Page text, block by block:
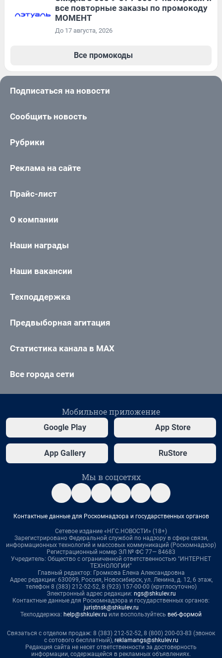
все повторные заказы по промокоду
МОМЕНТ
До 17 августа, 2026
Все промокоды
Подписаться на новости
Сообщить новость
Рубрики
Реклама на сайте
Прайс-лист
О компании
Наши награды
Наши вакансии
Техподдержка
Предвыборная агитация
Статистика канала в MAX
Все города сети
Мобильное приложение
Google Play App Store
App Gallery RuStore
Мы в соцсетях
Контактные данные для Роскомнадзора и государственных органов
Сетевое издание «НГС.НОВОСТИ» (18+)
Зарегистрировано Федеральной службой по надзору в сфере связи,
информационных технологий и массовых коммуникаций (Роскомнадзор)
Регистрационный номер ЭЛ № ФС 77— 84683
Учредитель: Общество с ограниченной ответственностью "ИНТЕРНЕТ
ТЕХНОЛОГИИ"
Главный редактор: Громкова Елена Александровна
Адрес редакции: 630099, Россия, Новосибирск, ул. Ленина, д. 12, 6 этаж,
телефон 8 (383) 212-52-52, 8 (923) 157-00-00 (круглосуточно)
Электронный адрес редакции: ngs@shkulev.ru
Контактные данные для Роскомнадзора и государственных органов:
juristnsk@shkulev.ru
Техподдержка: help@shkulev.ru или воспользуйтесь веб-формой
Связаться с отделом продаж: 8 (383) 212-52-52, 8 (800) 200-03-83 (звонок
с сотового бесплатный), reklamangs@shkulev.ru
Редакция сайта не несет ответственности за достоверность
информации, содержащейся в рекламных объявлениях.